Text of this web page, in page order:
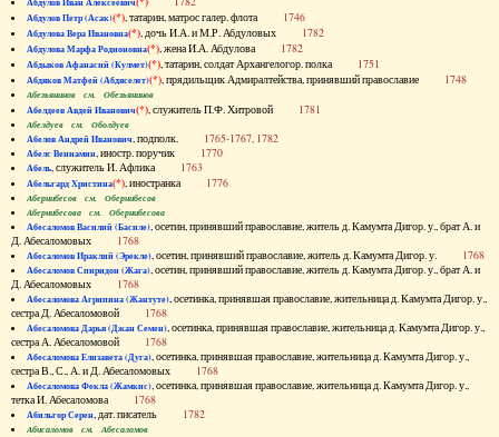
Абдулов Петр (Асак)(*), татарин, матрос галер. флота 1746
Абдулова Вера Ивановна(*), дочь И.А. и М.Р. Абдуловых 1782
Абдулова Марфа Родионовна(*), жена И.А. Абдулова 1782
Абдыков Афанасий (Кулмет)(*), татарин, солдат Архангелогор. полка 1751
Абдяков Матфей (Абдяселет)(*), прядильщик Адмиралтейства, принявший православие 1748
Абезьянинов см. Обезьянинов
Абелдеев Авдей Иванович(*), служитель П.Ф. Хитровой 1781
Абелдуев см. Оболдуев
Абелов Андрей Иванович, подполк. 1765-1767, 1782
Абелс Вениамин, иностр. поручик 1770
Абель, служитель И. Афлика 1763
Абельгард Христина(*), иностранка 1776
Абернибесов см. Обернибесов
Абернибесова см. Обернибесова
Абесаломов Василий (Басиле), осетин, принявший православие, житель д. Камумта Дигор. у., брат А. и
Д. Абесаломовых 1768
Абесаломов Ираклий (Эрекле), осетин, принявший православие, житель д. Камумта Дигор. у. 1768
Абесаломов Спиридон (Жага), осетин, принявший православие, житель д. Камумта Дигор. у., брат А. и
Д. Абесаломовых 1768
Абесаломова Агрипина (Жантуте), осетинка, принявшая православие, жительница д. Камумта Дигор. у.,
сестра Д. Абесаломовой 1768
Абесаломова Дарья (Джан Семен), осетинка, принявшая православие, жительница д. Камумта Дигор. у.,
сестра А. Абесаломовой 1768
Абесаломова Елизавета (Дуга), осетинка, принявшая православие, жительница д. Камумта Дигор. у.,
сестра В., С., А. и Д. Абесаломовых 1768
Абесаломова Фекла (Жамкис), осетинка, принявшая православие, жительница д. Камумта Дигор. у.,
тетка И. Абесаломова 1768
Абильгор Серен, дат. писатель 1782
Абисаломов см. Абесаломов